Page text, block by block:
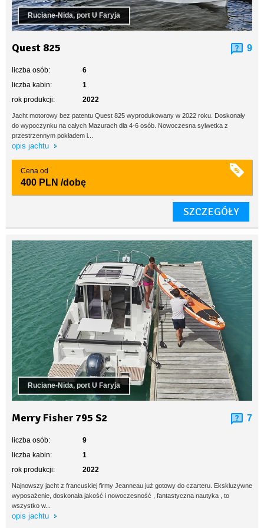
Ruciane-Nida, port U Faryja
Quest 825 9
liczba osób:
6
liczba kabin:
1
rok produkcji:
2022
Jacht motorowy bez patentu Quest 825 wyprodukowany w 2022 roku. Doskonały
do wypoczynku na całych Mazurach dla 4-6 osób. Nowoczesna sylwetka z
przestrzennym pokładem i...
opis jachtu
Cena od
400 PLN /dobę
SZCZEGÓŁY
Ruciane-Nida, port U Faryja
Merry Fisher 795 S2 7
liczba osób:
9
liczba kabin:
1
rok produkcji:
2022
Najnowszy jacht z francuskiej firmy Jeanneau już gotowy do czarteru. Ekskluzywne
wyposażenie, doskonała jakość i nowoczesność , fantastyczna nautyka , to
wszystko w...
opis jachtu